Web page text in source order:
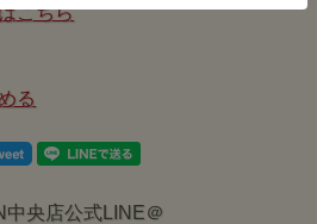
ため、ポケット位置を水平に移動して
保っている。
置の間隔を見ると、ポケットが左右違う
かる。
ステッチ幅も狭いため精悍な印象を持
タンはリングスタッド型で、トップパ
2は全コントラクターの18社、計39ロッ
社だけであり、身頃の濃いシールブラウ
こちら
る
中央店公式LINE＠